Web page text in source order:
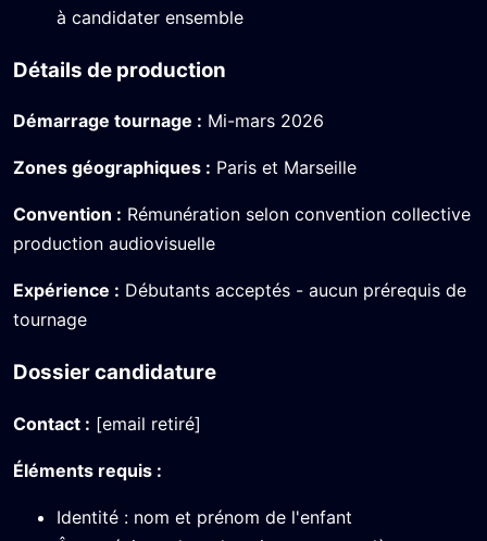
à candidater ensemble
Détails de production
Démarrage tournage : Mi-mars 2026
Zones géographiques : Paris et Marseille
Convention : Rémunération selon convention collective
production audiovisuelle
Expérience : Débutants acceptés - aucun prérequis de
tournage
Dossier candidature
Contact : [email retiré]
Éléments requis :
Identité : nom et prénom de l'enfant